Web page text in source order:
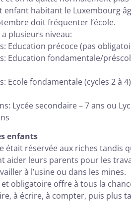
enfant habitant le Luxembourg
doit fréquenter l’école.
plusieurs niveau:
Education précoce (pas
Education fondamentale/
Ecole fondamentale (cycles 2 à
Lycée secondaire – 7 ans ou
enfants
était réservée aux riches tandis
aider leurs parents pour les
à l’usine ou dans les mines.
et obligatoire offre à tous la
à écrire, à compter, puis plus